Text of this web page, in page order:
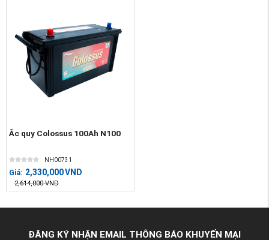
Ắc quy Colossus 100Ah N100
NH00731
Giá: 2,330,000VND
2,614,000 VND
ĐĂNG KÝ NHẬN EMAIL THÔNG BÁO KHUYẾN MẠI